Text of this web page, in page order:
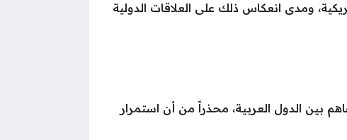
ومدى انعكاس ذلك على العلاقات الدولية
بين الدول العربية، محذراً من أن استمرار